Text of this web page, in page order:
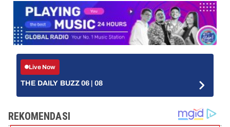
Live Now
THE DAILY BUZZ 06 | 08